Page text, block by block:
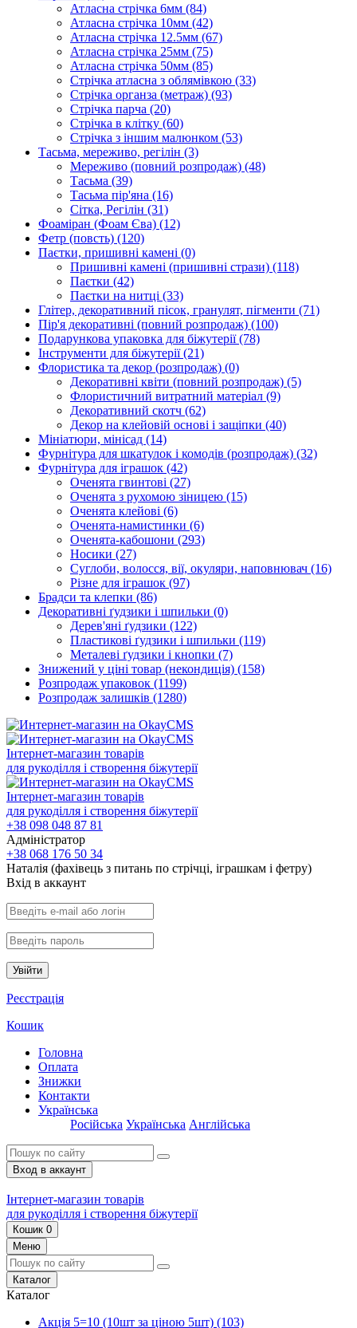
Атласна стрічка 6мм (84)
Атласна стрічка 10мм (42)
Атласна стрічка 12.5мм (67)
Атласна стрічка 25мм (75)
Атласна стрічка 50мм (85)
Стрічка атласна з облямівкою (33)
Стрічка органза (метраж) (93)
Стрічка парча (20)
Стрічка в клітку (60)
Стрічка з іншим малюнком (53)
Тасьма, мереживо, регілін (3)
Мереживо (повний розпродаж) (48)
Тасьма (39)
Тасьма пір'яна (16)
Сітка, Регілін (31)
Фоаміран (Фоам Єва) (12)
Фетр (повсть) (120)
Паєтки, пришивні камені (0)
Пришивні камені (пришивні стрази) (118)
Паєтки (42)
Паєтки на нитці (33)
Глітер, декоративний пісок, гранулят, пігменти (71)
Пір'я декоративні (повний розпродаж) (100)
Подарункова упаковка для біжутерії(78)
Інструменти для біжутерії(21)
Флористика та декор (розпродаж) (0)
Декоративні квіти (повний розпродаж) (5)
Флористичний витратний матеріал (9)
Декоративний скотч (62)
Декор на клейовій основі і защіпки (40)
Мініатюри, мінісад (14)
Фурнітура для шкатулок і комодів (розпродаж) (32)
Фурнітура для іграшок (42)
Оченята гвинтові (27)
Оченята з рухомою зіницею (15)
Оченята клейові (6)
Оченята-намистинки (6)
Оченята-кабошони (293)
Носики (27)
Суглоби, волосся, вії, окуляри, наповнювач (16)
Різне для іграшок (97)
Брадси та клепки (86)
Декоративні ґудзики і шпильки (0)
Дерев'яні ґудзики (122)
Пластикові ґудзики і шпильки (119)
Металеві ґудзики і кнопки (7)
Знижений у ціні товар (некондиція) (158)
Розпродаж упаковок (1199)
Розпродаж залишків (1280)
Інтернет-магазин товарів
для рукоділля і створення біжутерії
Інтернет-магазин товарів
для рукоділля і створення біжутерії
+38 098 048 87 81
Адміністратор
+38 068 176 50 34
Наталія (фахівець з питань по стрічці, іграшкам і фетру)
Вхiд в аккаунт
Увійти
Реєстрація
Кошик
Головна
Оплата
Знижки
Контакти
Українська
Російська Українська Англійська
Вход в аккаунт
Інтернет-магазин товарів
для рукоділля і створення біжутерії
Кошик 0
Меню
Каталог
Каталог
Акція 5=10 (10шт за ціною 5шт) (103)